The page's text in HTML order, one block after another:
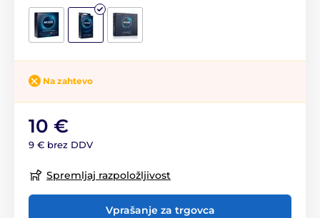
Na zahtevo
10 €
9 € brez DDV
Spremljaj razpoložljivost
Vprašanje za trgovca